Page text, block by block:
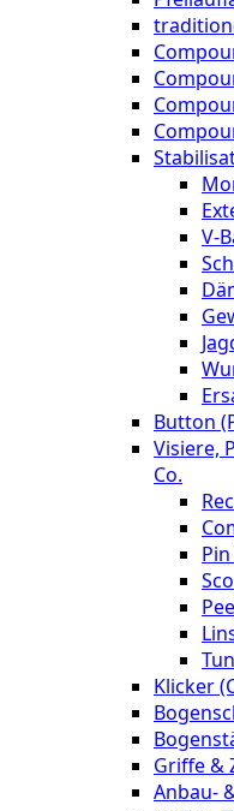
V-
Button
Visiere,
Co.
Klicker
Griffe &
Anbau-